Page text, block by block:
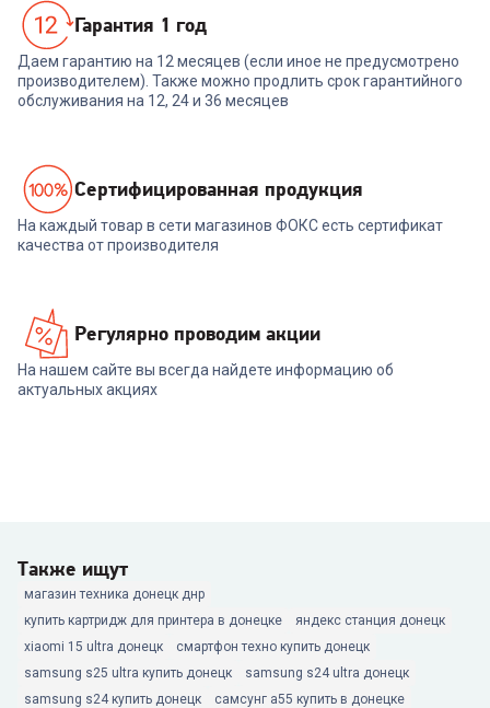
Гарантия 1 год
Даем гарантию на 12 месяцев (если иное не предусмотрено
производителем). Также можно продлить срок гарантийного
обслуживания на 12, 24 и 36 месяцев
Cертифицированная продукция
На каждый товар в сети магазинов ФОКС есть сертификат
качества от производителя
Регулярно проводим акции
На нашем сайте вы всегда найдете информацию об
актуальных акциях
Также ищут
магазин техника донецк днр
купить картридж для принтера в донецке
яндекс станция донецк
xiaomi 15 ultra донецк
смартфон техно купить донецк
samsung s25 ultra купить донецк
samsung s24 ultra донецк
samsung s24 купить донецк
самсунг а55 купить в донецке